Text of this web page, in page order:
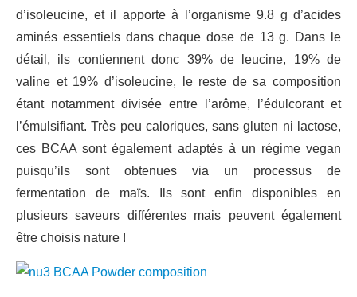
d’isoleucine, et il apporte à l’organisme 9.8 g d’acides
aminés essentiels dans chaque dose de 13 g. Dans le
détail, ils contiennent donc 39% de leucine, 19% de
valine et 19% d’isoleucine, le reste de sa composition
étant notamment divisée entre l’arôme, l’édulcorant et
l’émulsifiant. Très peu caloriques, sans gluten ni lactose,
ces BCAA sont également adaptés à un régime vegan
puisqu’ils sont obtenues via un processus de
fermentation de maïs. Ils sont enfin disponibles en
plusieurs saveurs différentes mais peuvent également
être choisis nature !